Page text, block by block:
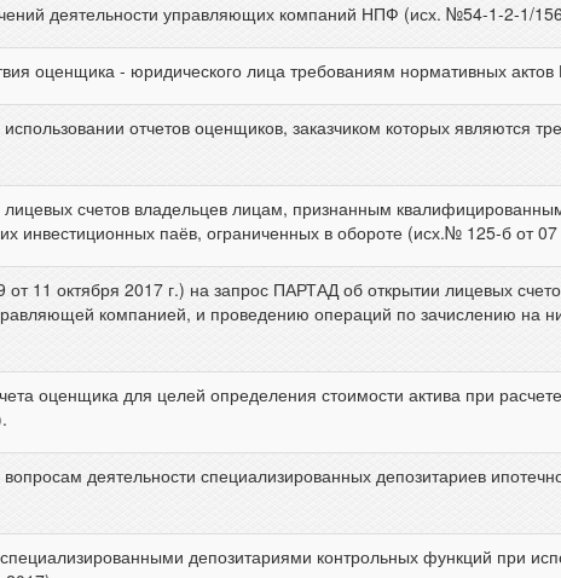
деятельности управляющих компаний НПФ (исх. №54-1-2-1/
оценщика - юридического лица требованиям нормативных
отчетов оценщиков, заказчиком которых являются
счетов владельцев лицам, признанным
инвестиционных паёв, ограниченных в обороте (исх.№ 125-б от 07
11 октября 2017 г.) на запрос ПАРТАД об открытии лицевых
компанией, и проведению операций по зачислению на
оценщика для целей определения стоимости актива при
деятельности специализированных депозитариев
депозитариями контрольных функций при